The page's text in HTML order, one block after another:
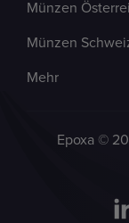
Münzen
Münzen
Mehr
Epoxa ©